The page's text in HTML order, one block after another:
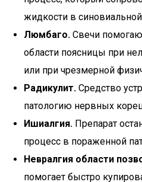
жидкости в
Люмбаго. Свечи
области поясницы при
или при чрезмерной
Радикулит. Средство
патологию нервных
Ишиалгия. Препарат
процесс в пораженной
Невралгия области
помогает быстро